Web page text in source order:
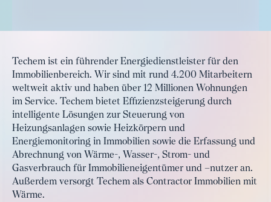
Techem ist ein führender Energiedienstleister für den
Immobilienbereich. Wir sind mit rund 4.200 Mitarbeitern
weltweit aktiv und haben über 12 Millionen Wohnungen
im Service. Techem bietet Effizienzsteigerung durch
intelligente Lösungen zur Steuerung von
Heizungsanlagen sowie Heizkörpern und
Energiemonitoring in Immobilien sowie die Erfassung und
Abrechnung von Wärme-, Wasser-, Strom- und
Gasverbrauch für Immobilieneigentümer und –nutzer an.
Außerdem versorgt Techem als Contractor Immobilien mit
Wärme.